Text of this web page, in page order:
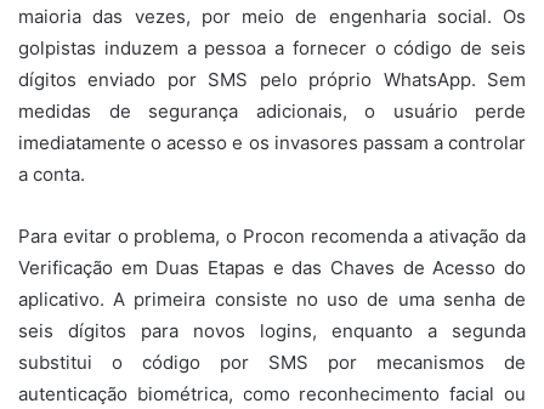
maioria das vezes, por meio de engenharia social. Os
golpistas induzem a pessoa a fornecer o código de seis
dígitos enviado por SMS pelo próprio WhatsApp. Sem
medidas de segurança adicionais, o usuário perde
imediatamente o acesso e os invasores passam a controlar
a conta.
Para evitar o problema, o Procon recomenda a ativação da
Verificação em Duas Etapas e das Chaves de Acesso do
aplicativo. A primeira consiste no uso de uma senha de
seis dígitos para novos logins, enquanto a segunda
substitui o código por SMS por mecanismos de
autenticação biométrica, como reconhecimento facial ou